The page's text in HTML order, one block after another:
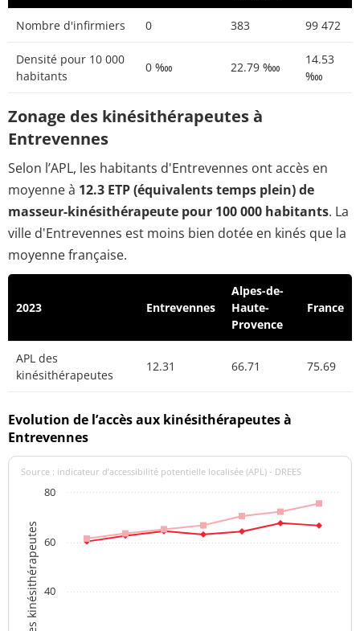
Nombre d'infirmiers 0 383 99 472
Densité pour 10 000
habitants
0 ‱ 22.79 ‱
14.53
‱
Zonage des kinésithérapeutes à
Entrevennes
Selon l’APL, les habitants d'Entrevennes ont accès en
moyenne à 12.3 ETP (équivalents temps plein) de
masseur-kinésithérapeute pour 100 000 habitants. La
ville d'Entrevennes est moins bien dotée en kinés que la
moyenne française.
2023 Entrevennes
Alpes-de-
Haute-
Provence
France
APL des
kinésithérapeutes
12.31 66.71 75.69
Evolution de l’accès aux kinésithérapeutes à
Entrevennes
APL des kinésithérapeutes
Source : indicateur d’accessibilité potentielle localisée (APL) - DREES
40
60
80